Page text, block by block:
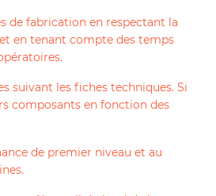
de fabrication en respectant la
en tenant compte des temps
suivant les fiches techniques. Si
composants en fonction des
de premier niveau et au